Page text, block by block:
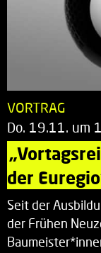
VORTRAG
Do. 19.11. um
der
Seit der
der Frühen